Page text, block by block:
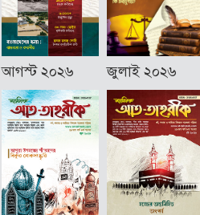
আগস্ট ২০২৬ জুলাই ২০২৬